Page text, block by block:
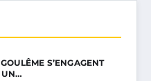
S’ENGAGENT
UN…